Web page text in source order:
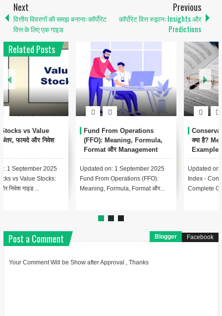
Next
वित्तीय विवरणों की समझ बनाना: कॉर्पोरेट
वित्त के लिए एक गाइड
Previous
कॉर्पोरेट वित्त रुझान: Insights और
Predictions
Related Posts
Conservatism Accounting
क्या है? Meaning, Importance,
Updated on: 17 August 2025 📑
Index - Conservatism Accounting
Complete Guide In Hindi Le...
1
Automated Clearing House
(ACH) क्या है? – पूरी जानकारी हिंदी
में
Updated on: 17 August 2025 📚
Index – Automated Clearing
House (ACH) क्या है? Lesson 1:...
Post a Comment Blogger Facebook
Your Comment Will be Show after Approval , Thanks